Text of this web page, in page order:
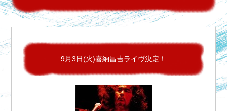
9月3日(火)喜納昌吉ライヴ決定！